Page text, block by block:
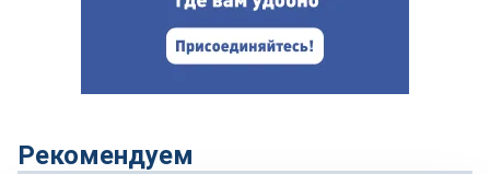
Рекомендуем
Технологии